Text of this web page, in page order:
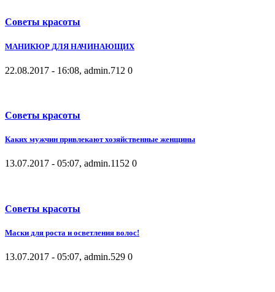
Советы красоты
МАНИКЮР ДЛЯ НАЧИНАЮЩИХ
22.08.2017 - 16:08, admin.712 0
Советы красоты
Каких мужчин привлекают хозяйственные женщины
13.07.2017 - 05:07, admin.1152 0
Советы красоты
Маски для роста и осветления волос!
13.07.2017 - 05:07, admin.529 0